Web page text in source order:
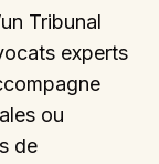
Tribunal
experts
ou
de